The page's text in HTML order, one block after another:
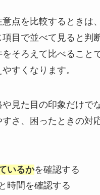
点を比較するときは
目で並べて見ると判
そろえて比べること
すくなります。
や見た目の印象だけで
さ、困ったときの対
いるかを確認する
時間を確認する